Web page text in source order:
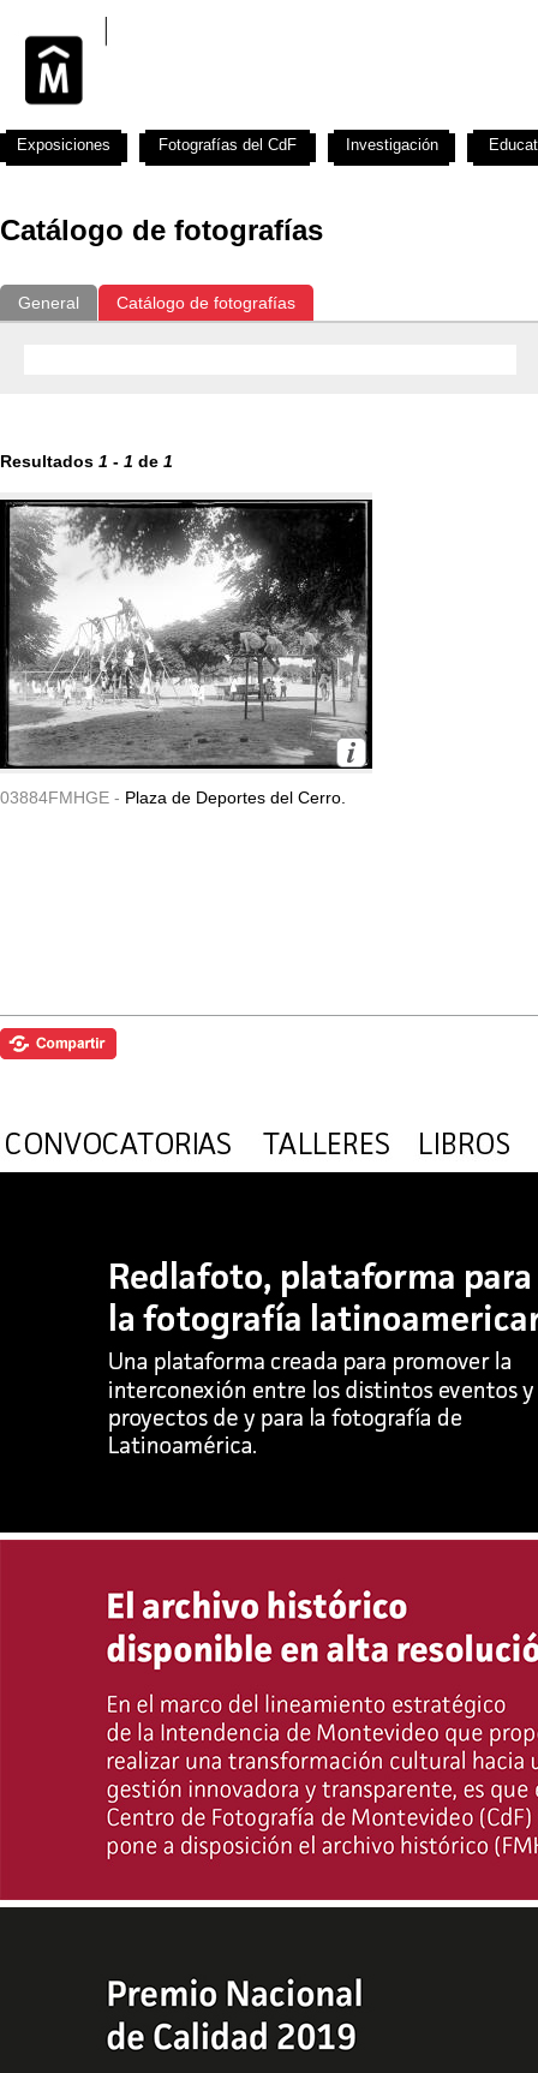
Catálogo de fotografías
General Catálogo de fotografías
Resultados 1 - 1 de 1
03884FMHGE - Plaza de Deportes del Cerro.
Exposiciones Fotografías del CdF Investigación